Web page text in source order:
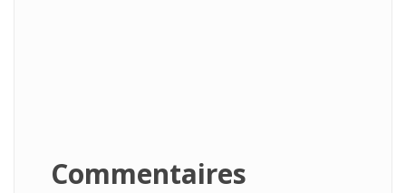
Commentaires